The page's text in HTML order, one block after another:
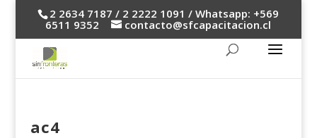
2 2634 7187 / 2 2222 1091 / Whatsapp: +569
6511 9352
contacto@sfcapacitacion.cl
ac4